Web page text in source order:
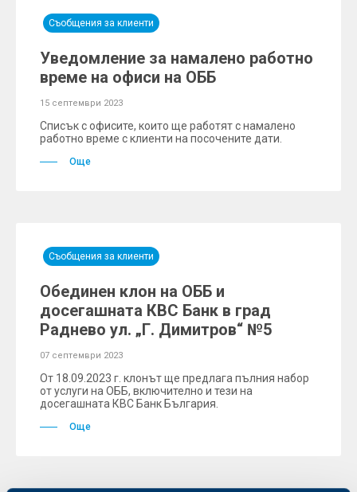
Съобщения за клиенти
Уведомление за намалено работно
време на офиси на ОББ
15 септември 2023
Списък с офисите, които ще работят с намалено
работно време с клиенти на посочените дати.
Още
Съобщения за клиенти
Обединен клон на ОББ и
досегашната КBC Банк в град
Раднево ул. „Г. Димитров“ №5
07 септември 2023
От 18.09.2023 г. клонът ще предлага пълния набор
от услуги на ОББ, включително и тези на
досегашната КВС Банк България.
Още